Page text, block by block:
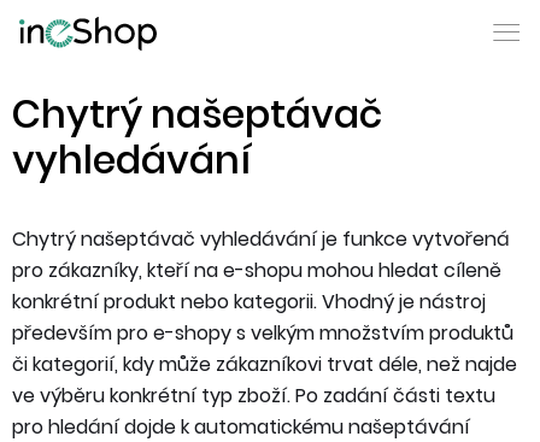
Chytrý našeptávač
vyhledávání
Chytrý našeptávač vyhledávání je funkce vytvořená
pro zákazníky, kteří na e-shopu mohou hledat cíleně
konkrétní produkt nebo kategorii. Vhodný je nástroj
především pro e-shopy s velkým množstvím produktů
či kategorií, kdy může zákazníkovi trvat déle, než najde
ve výběru konkrétní typ zboží. Po zadání části textu
pro hledání dojde k automatickému našeptávání